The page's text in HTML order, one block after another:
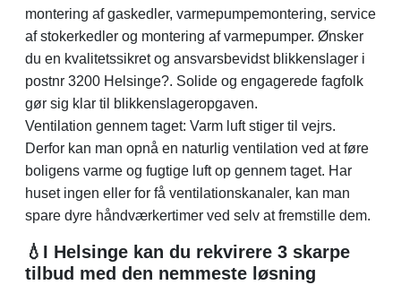
montering af gaskedler, varmepumpemontering, service
af stokerkedler og montering af varmepumper. Ønsker
du en kvalitetssikret og ansvarsbevidst blikkenslager i
postnr 3200 Helsinge?. Solide og engagerede fagfolk
gør sig klar til blikkenslageropgaven.
Ventilation gennem taget: Varm luft stiger til vejrs.
Derfor kan man opnå en naturlig ventilation ved at føre
boligens varme og fugtige luft op gennem taget. Har
huset ingen eller for få ventilationskanaler, kan man
spare dyre håndværkertimer ved selv at fremstille dem.
💧I Helsinge kan du rekvirere 3 skarpe
tilbud med den nemmeste løsning